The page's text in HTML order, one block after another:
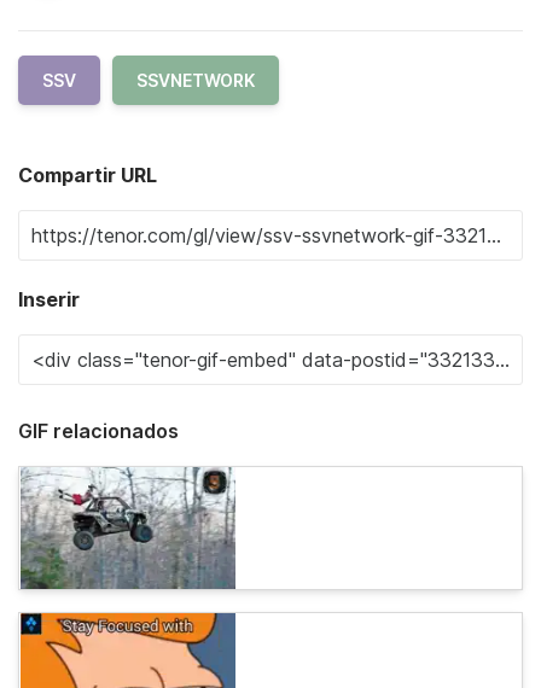
SSV SSVNETWORK
Compartir URL
Inserir
GIF relacionados